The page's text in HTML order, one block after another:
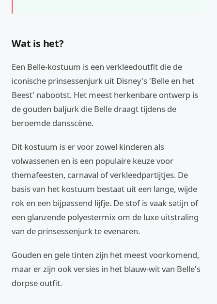
Wat is het?
Een Belle-kostuum is een verkleedoutfit die de
iconische prinsessenjurk uit Disney's 'Belle en het
Beest' nabootst. Het meest herkenbare ontwerp is
de gouden baljurk die Belle draagt tijdens de
beroemde dansscène.
Dit kostuum is er voor zowel kinderen als
volwassenen en is een populaire keuze voor
themafeesten, carnaval of verkleedpartijtjes. De
basis van het kostuum bestaat uit een lange, wijde
rok en een bijpassend lijfje. De stof is vaak satijn of
een glanzende polyestermix om de luxe uitstraling
van de prinsessenjurk te evenaren.
Gouden en gele tinten zijn het meest voorkomend,
maar er zijn ook versies in het blauw-wit van Belle's
dorpse outfit.